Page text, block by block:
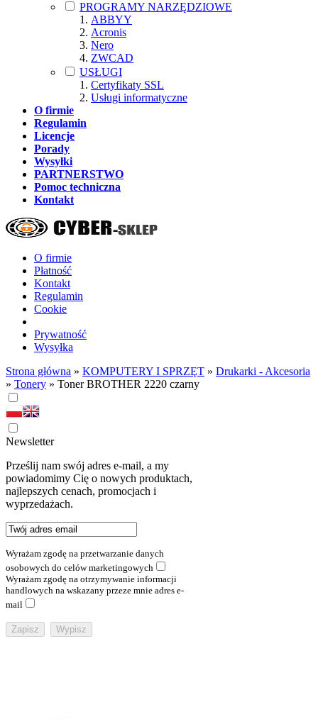
PROGRAMY NARZĘDZIOWE
ABBYY
Acronis
Nero
ZWCAD
USŁUGI
Certyfikaty SSL
Usługi informatyczne
O firmie
Regulamin
Licencje
Porady
Wysyłki
PARTNERSTWO
Pomoc techniczna
Kontakt
O firmie
Płatność
Kontakt
Regulamin
Cookie
Prywatność
Wysyłka
Strona główna » KOMPUTERY I SPRZĘT » Drukarki - Akcesoria
» Tonery » Toner BROTHER 2220 czarny
Newsletter
Prześlij nam swój adres e-mail, a my
powiadomimy Cię o nowych produktach,
najlepszych cenach, promocjach i
wyprzedażach.
Wyrażam zgodę na przetwarzanie danych
osobowych do celów marketingowych
Wyrażam zgodę na otrzymywanie informacji
handlowych na wskazany przeze mnie adres e-
mail